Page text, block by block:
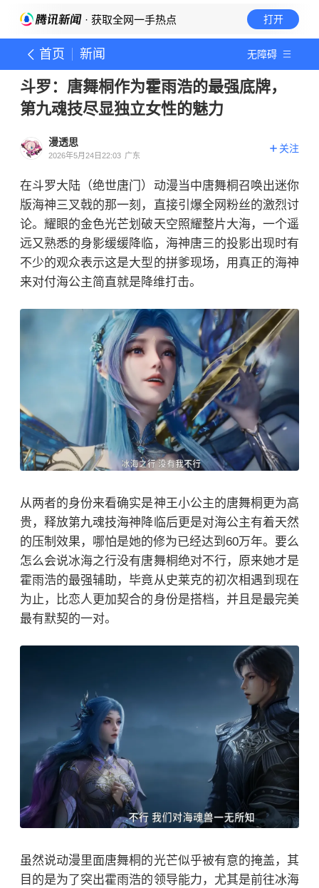
· 获取全网一手热点 打开
首页 新闻 无障碍
斗罗：唐舞桐作为霍雨浩的最强底牌，
第九魂技尽显独立女性的魅力
漫透思
2026年5月24日22:03 广东
关注
在斗罗大陆（绝世唐门）动漫当中唐舞桐召唤出迷你
版海神三叉戟的那一刻，直接引爆全网粉丝的激烈讨
论。耀眼的金色光芒划破天空照耀整片大海，一个遥
远又熟悉的身影缓缓降临，海神唐三的投影出现时有
不少的观众表示这是大型的拼爹现场，用真正的海神
来对付海公主简直就是降维打击。
从两者的身份来看确实是神王小公主的唐舞桐更为高
贵，释放第九魂技海神降临后更是对海公主有着天然
的压制效果，哪怕是她的修为已经达到60万年。要么
怎么会说冰海之行没有唐舞桐绝对不行，原来她才是
霍雨浩的最强辅助，毕竟从史莱克的初次相遇到现在
为止，比恋人更加契合的身份是搭档，并且是最完美
最有默契的一对。
虽然说动漫里面唐舞桐的光芒似乎被有意的掩盖，其
目的是为了突出霍雨浩的领导能力，尤其是前往冰海